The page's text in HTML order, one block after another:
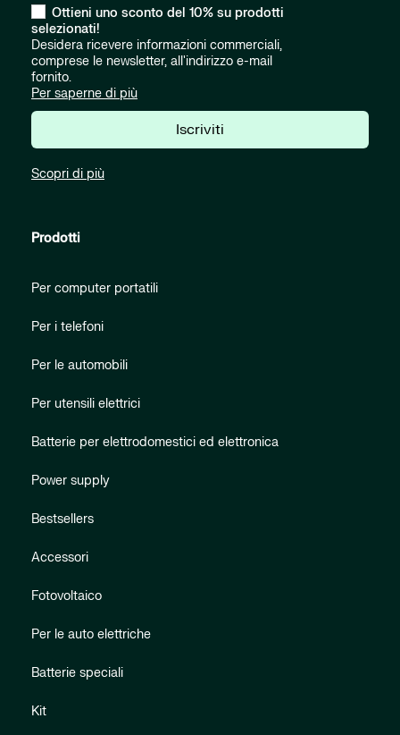
Ottieni uno sconto del 10% su prodotti
selezionati!
Desidera ricevere informazioni commerciali,
comprese le newsletter, all'indirizzo e-mail
fornito.
Per saperne di più
Iscriviti
Scopri di più
Prodotti
Per computer portatili
Per i telefoni
Per le automobili
Per utensili elettrici
Batterie per elettrodomestici ed elettronica
Power supply
Bestsellers
Accessori
Fotovoltaico
Per le auto elettriche
Batterie speciali
Kit